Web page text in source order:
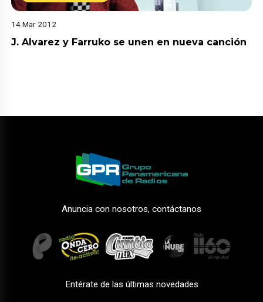
14 Mar 2012
J. Alvarez y Farruko se unen en nueva canción
Anuncia con nosotros, contáctanos
Entérate de las últimas novedades